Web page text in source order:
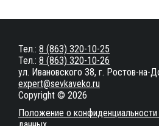
Тел.: 8 (863) 320-10-25
Тел.: 8 (863) 320-10-26
ул. Ивановского 38, г. Ростов-на-
expert@sevkaveko.ru
Copyright © 2026
Положение о